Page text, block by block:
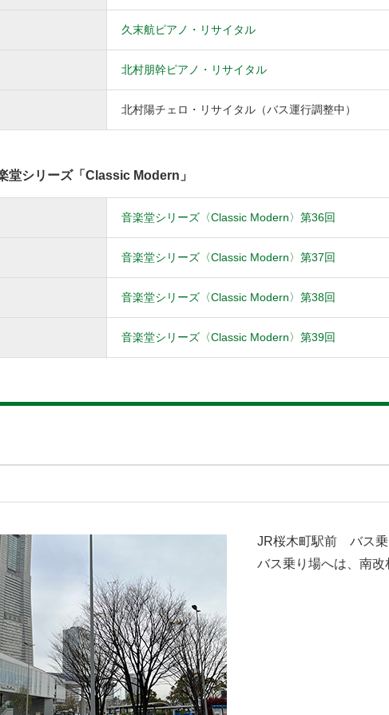
久末航ピアノ・リサイタル
北村朋幹ピアノ・リサイタル
北村陽チェロ・リサイタル（バス運行調整中）
シリーズ「Classic Modern」
音楽堂シリーズ〈Classic Modern〉第36回
音楽堂シリーズ〈Classic Modern〉第37回
音楽堂シリーズ〈Classic Modern〉第38回
音楽堂シリーズ〈Classic Modern〉第39回
JR桜木町駅前 バス
バス乗り場へは、南